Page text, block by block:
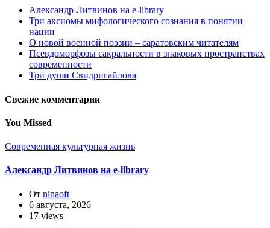
Александр Литвинов на e-library
Три аксиомы мифологического сознания в понятии
нации
О новой военной поэзии – саратовским читателям
Псевдоморфозы сакральности в знаковых пространствах
современности
Три души Свидригайлова
Свежие комментарии
You Missed
Современная культурная жизнь
Александр Литвинов на e-library
От ninaoft
6 августа, 2026
17 views